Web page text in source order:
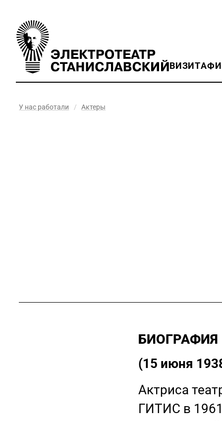
ВИЗИТ
У нас работали / Актеры
БИОГРАФИЯ
(15 июня
Актриса
ГИТИС в